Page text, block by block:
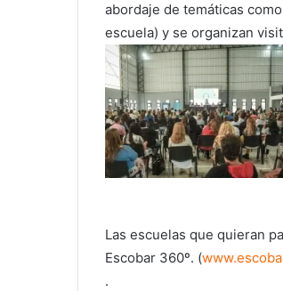
abordaje de temáticas
escuela) y se organizan
Las escuelas que quieran
Escobar 360º. (
.